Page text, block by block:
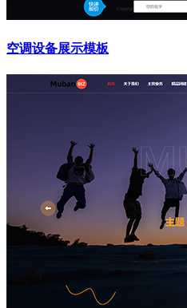
空调设备展示模板